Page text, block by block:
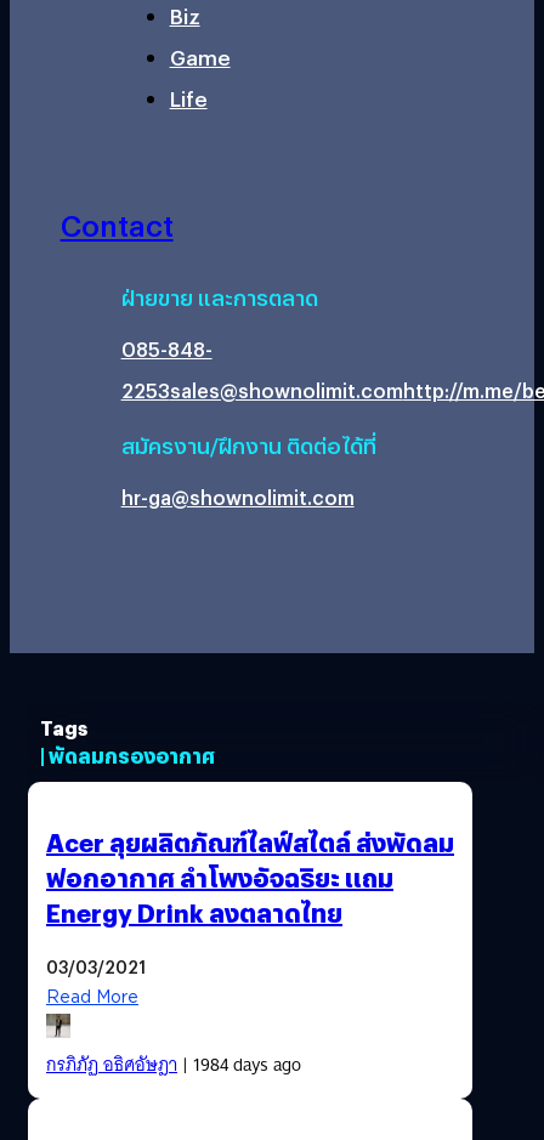
Biz
Game
Life
Contact
ฝ่ายขาย และการตลาด
085-848-
2253sales@shownolimit.comhttp://m.me/
สมัครงาน/ฝึกงาน ติดต่อได้ที่
hr-ga@shownolimit.com
Tags
| พัดลมกรองอากาศ
Acer ลุยผลิตภัณฑ์ไลฟ์สไตล์ ส่งพัดลม
ฟอกอากาศ ลำโพงอัจฉริยะ แถม
Energy Drink ลงตลาดไทย
03/03/2021
Read More
กรภิภัฏ อธิศอัษฎา| 1984 days ago